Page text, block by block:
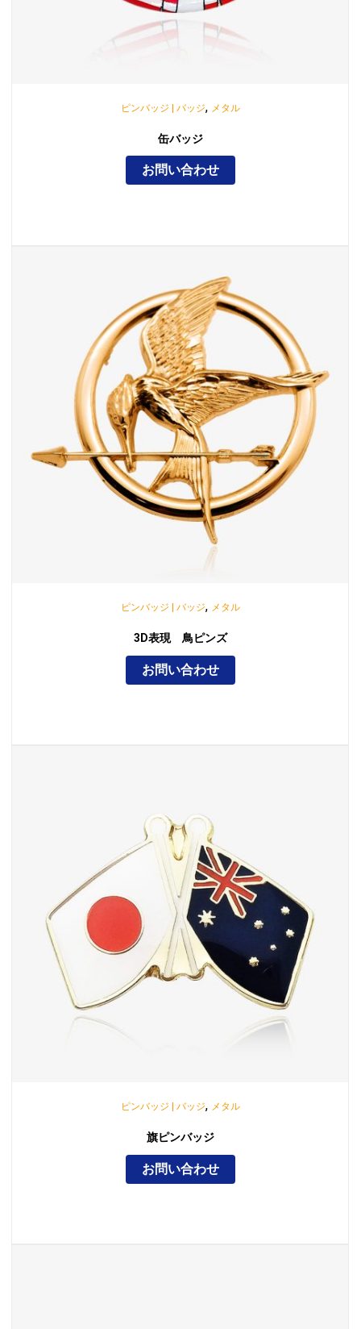
ピンバッジ | バッジ, メタル
缶バッジ
お問い合わせ
ピンバッジ | バッジ, メタル
3D表現 鳥ピンズ
お問い合わせ
ピンバッジ | バッジ, メタル
旗ピンバッジ
お問い合わせ